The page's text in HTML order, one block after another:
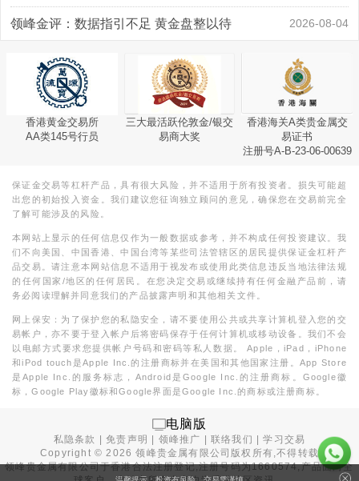
领峰金评：数据指引不足 黄金盘整以待 2026-08-04
香港黄金交易所
AA类145号行员
三大最活跃伦敦金/银交
易商大奖
香港海关A类贵金属交
易证书
注册号A-B-23-06-00639
保证金交易等杠杆产品，具有很大风险，并不适用于所有投资者。损失可能超
出您的初始投入资金。我们建议您征询独立顾问的意见，确保您在交易前完全
了解可能涉及的风险。
本网站上显示的任何信息仅作为一般数据或参考，并不构成任何投资建议。我
们不向美国、中国香港、中国台湾等某些司法管辖区的居民提供保证金杠杆产
品交易。请注意本网站信息不适用于视发布或使用此类信息违反当地法律法规
的任何国家/地区的任何居民。在您决定交易或继续持有任何金融产品前，请
务必阅读理解并同意我们的产品披露声明和其他相关文件。
网上保安：为了保护您的私隐安全，请不要使用公共或共享计算机登入您的交
易帐户，亦不要于登入帐户后将密码保存于任何计算机或移动设备。我们不会
以电邮方式要求您提供帐户号码和密码等私人数据。 Apple，iPad，iPhone
和iPod touch是Apple Inc.的注册商标并在美国和其他国家注册。App Store
是Apple Inc.的服务标志，Android是Google Inc.的注册商标。Google徽
标，Google Play徽标和Google界面是Google Inc.的商标或注册商标。
电脑版
私隐条款 |免责声明 领峰推广 |联络我们 |学习交易
Copyright ©2026 领峰贵金属有限公司版权所有,不得转载
领峰贵金属有限公司于香港合法注册登记,注册号码为1660574,产品面向全